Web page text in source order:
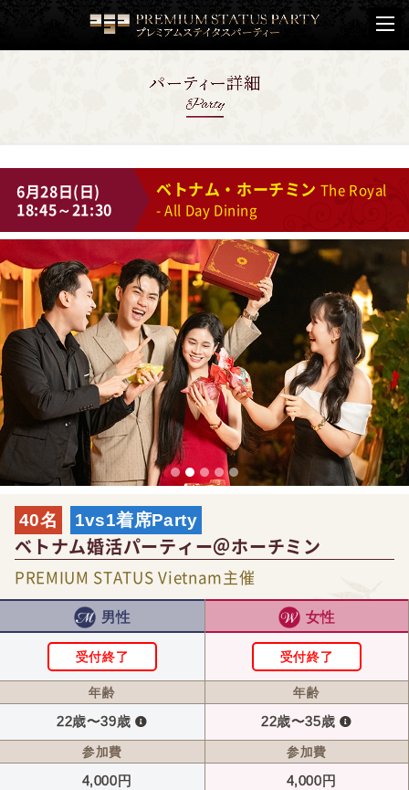
6月28日(日)
18:45～21:30
ベトナム・ホーチミン The Royal
- All Day Dining
40名 1vs1着席Party
ベトナム婚活パーティー＠ホーチミン
PREMIUM STATUS Vietnam主催
男性
受付終了
年齢
22歳〜39歳
参加費
4,000円
女性
受付終了
年齢
22歳〜35歳
参加費
4,000円